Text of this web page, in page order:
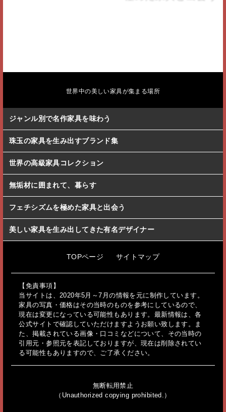
世界中の美しい家具が集まる場所
ジャンル別で名作家具を味わう
珠玉の家具を生み出すブランド集
世界の高級家具コレクション
無垢材に囲まれて、暮らす
フェチシズムを極めた家具と出会う
美しい家具を生み出してきた有名デザイナー
TOPページ サイトマップ
【免責事項】
当サイトは、2020年5月～7月の情報を元に制作しています。
家具の写真・価格はその当時のものを参考にしているので、
現在は変更になっている可能性もあります。最新情報は、各
公式サイトで確認していただけますようお願い致します。ま
た、掲載されている画像・口コミなどについて、その当時の
引用元・参照元を表記しておりますが、現在は削除されてい
る可能性もありますので、ご了承ください。
無断転用禁止
（Unauthorized copying prohibited.）